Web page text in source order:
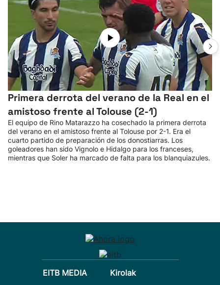
Primera derrota del verano de la Real en el
amistoso frente al Tolouse (2-1)
El equipo de Rino Matarazzo ha cosechado la primera derrota
del verano en el amistoso frente al Tolouse por 2-1. Era el
cuarto partido de preparación de los donostiarras. Los
goleadores han sido Vignolo e Hidalgo para los franceses,
mientras que Soler ha marcado de falta para los blanquiazules.
EITB MEDIA
Kirolak